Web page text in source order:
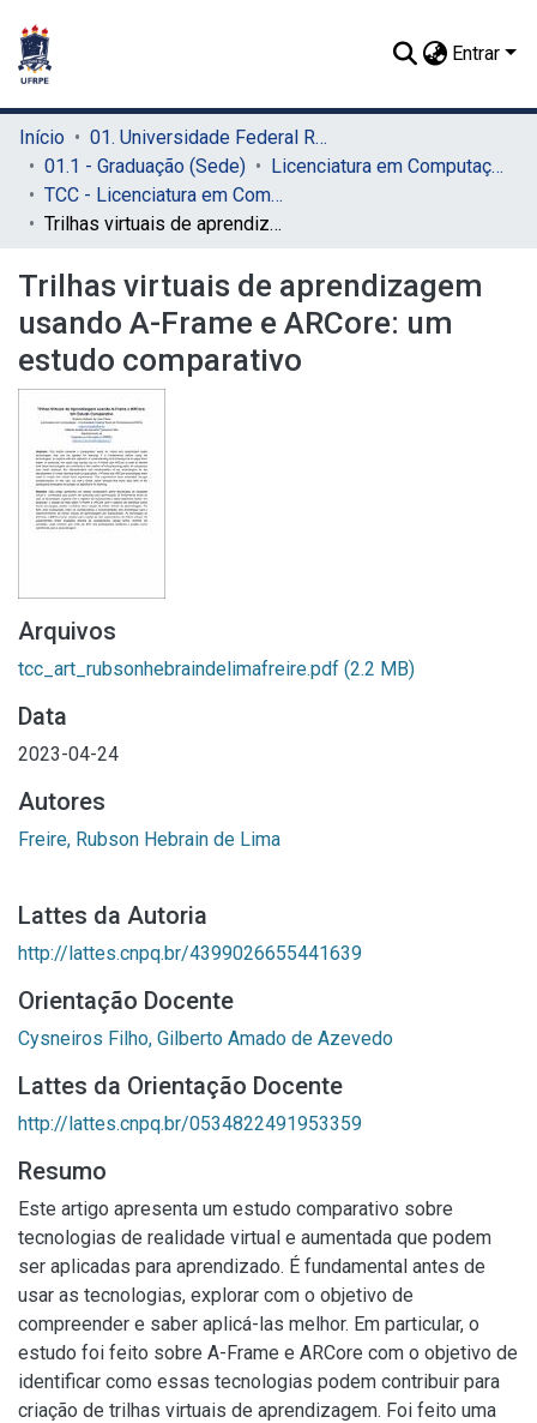
Entrar
Início
01. Universidade Federal Rural de Pernambuco - UFRPE (Sede)
01.1 - Graduação (Sede)
Licenciatura em Computação (Sede)
TCC - Licenciatura em Computação (Sede)
Trilhas virtuais de aprendizagem usando A-Frame e ARCore: um estudo comparativo
Trilhas virtuais de aprendizagem
usando A-Frame e ARCore: um
estudo comparativo
Arquivos
tcc_art_rubsonhebraindelimafreire.pdf (2.2 MB)
Data
2023-04-24
Autores
Freire, Rubson Hebrain de Lima
Lattes da Autoria
http://lattes.cnpq.br/4399026655441639
Orientação Docente
Cysneiros Filho, Gilberto Amado de Azevedo
Lattes da Orientação Docente
http://lattes.cnpq.br/0534822491953359
Resumo
Este artigo apresenta um estudo comparativo sobre
tecnologias de realidade virtual e aumentada que podem
ser aplicadas para aprendizado. É fundamental antes de
usar as tecnologias, explorar com o objetivo de
compreender e saber aplicá-las melhor. Em particular, o
estudo foi feito sobre A-Frame e ARCore com o objetivo de
identificar como essas tecnologias podem contribuir para
criação de trilhas virtuais de aprendizagem. Foi feito uma